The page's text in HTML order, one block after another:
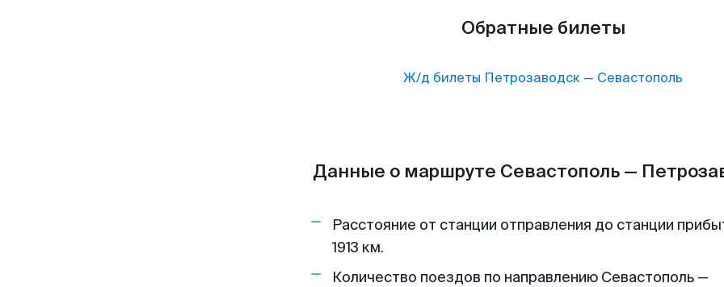
Обратные билеты
Ж/д билеты Петрозаводск — Севастополь
Данные о маршруте Севастополь —
Расстояние от станции отправления до станции
1913 км.
Количество поездов по направлению Севастополь —